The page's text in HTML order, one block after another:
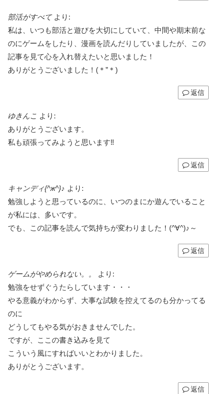
部活がすべて より:
私は、いつも部活と遊びを大切にしていて、中間や期末前な
のにゲームをしたり、漫画を読んだりしていましたが、この
記事を見て心を入れ替えたいと思いました！
ありがとうございました！(＊”＊)
返信
ゆきんこ より:
ありがとうございます。
私も頑張ってみようと思います‼
返信
キャンディ{^ж^}♪ より:
勉強しようと思っているのに、いつのまにか遊んでいること
が私には、多いです。
でも、この記事を読んで気持ちが変わりました！(^∀^)♪～
返信
ゲームがやめられない。。
より:
勉強をせずぐうたらしています・・・
やる意義がわからず、大事な試験を控えてるのも分かってる
のに
どうしてもやる気がおきませんでした。
ですが、ここの書き込みを見て
こういう風にすればいいとわかりました。
ありがとうございます。
返信